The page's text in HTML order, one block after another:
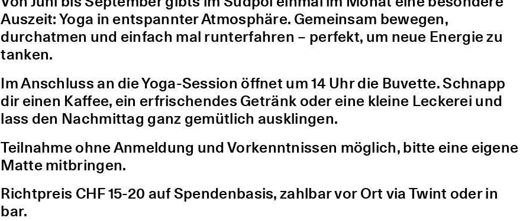
Auszeit: Yoga in entspannter Atmosphäre. Gemeinsam bewegen,
durchatmen und einfach mal runterfahren – perfekt, um neue Energie zu
tanken.
Im Anschluss an die Yoga-Session öffnet um 14 Uhr die Buvette. Schnapp
dir einen Kaffee, ein erfrischendes Getränk oder eine kleine Leckerei und
lass den Nachmittag ganz gemütlich ausklingen.
Teilnahme ohne Anmeldung und Vorkenntnissen möglich, bitte eine eigene
Matte mitbringen.
Richtpreis CHF 15-20 auf Spendenbasis, zahlbar vor Ort via Twint oder in
bar.